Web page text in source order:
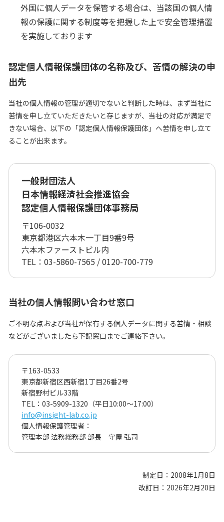
外国に個人データを保管する場合は、当該国の個人情
報の保護に関する制度等を把握した上で安全管理措置
を実施しております
認定個人情報保護団体の名称及び、苦情の解決の申
出先
当社の個人情報の管理が適切でないと判断した時は、まず当社に
苦情を申し立ていただきたいと存じますが、当社の対応が満足で
きない場合、以下の「認定個人情報保護団体」へ苦情を申し立て
ることが出来ます。
一般財団法人
日本情報経済社会推進協会
認定個人情報保護団体事務局
〒106-0032
東京都港区六本木一丁目9番9号
六本木ファーストビル内
TEL：03-5860-7565 / 0120-700-779
当社の個人情報問い合わせ窓口
ご不明な点および当社が保有する個人データに関する苦情・相談
などがございましたら下記窓口までご連絡下さい。
〒163-0533
東京都新宿区西新宿1丁目26番2号
新宿野村ビル33階
TEL：03-5909-1320（平日10:00～17:00）
info@insight-lab.co.jp
個人情報保護管理者：
管理本部 法務総務部 部長 守屋 弘司
制定日：2008年1月8日
改訂日：2026年2月20日